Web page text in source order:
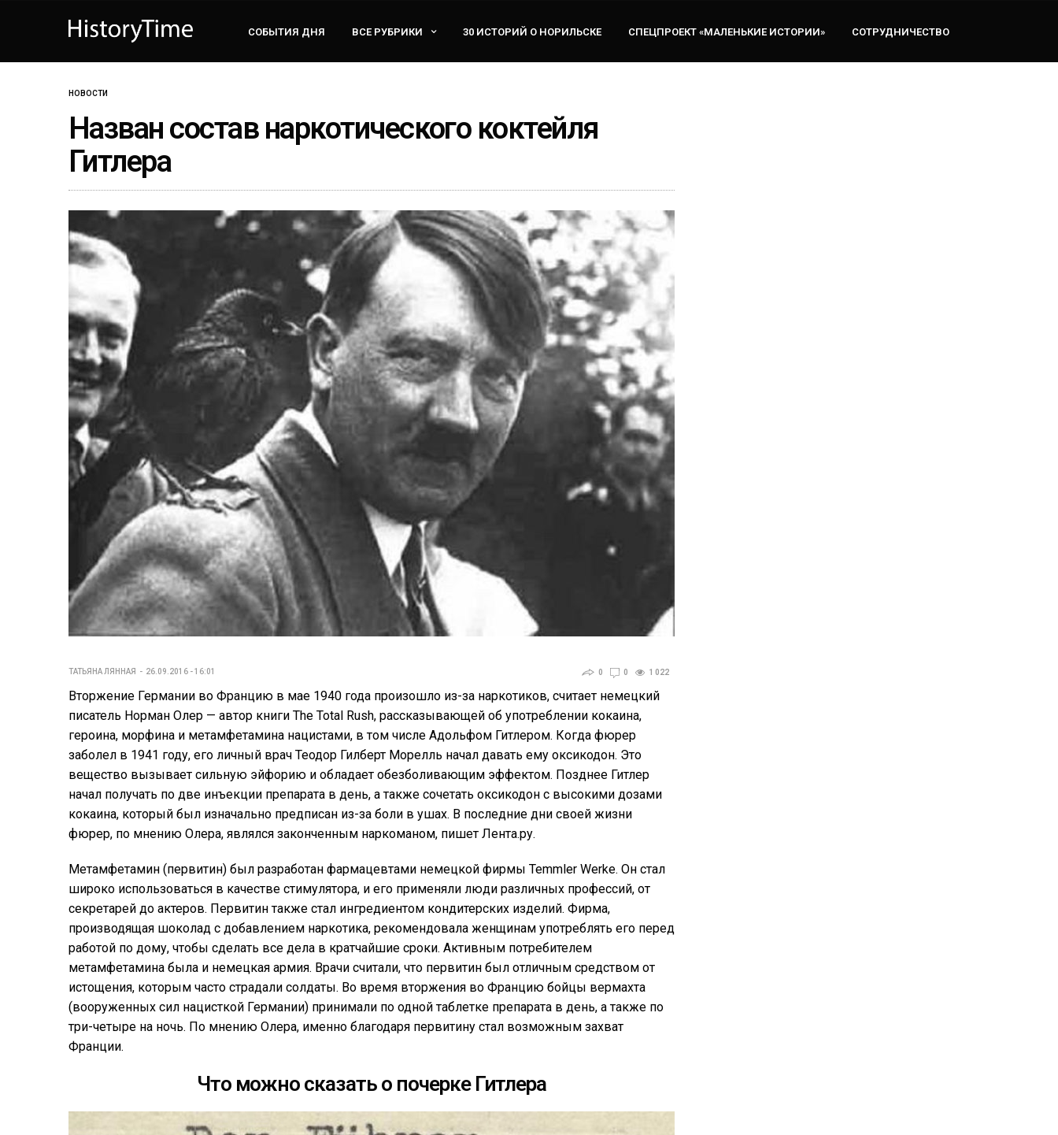
СОБЫТИЯ ДНЯ ВСЕ РУБРИКИ 30 ИСТОРИЙ О НОРИЛЬСКЕ СПЕЦПРОЕКТ «МАЛЕНЬКИЕ ИСТОРИИ» СОТРУДНИЧЕСТВО
НОВОСТИ
Назван состав наркотического коктейля
Гитлера
ТАТЬЯНА ЛЯННАЯ 26.09.2016 - 16:01 0 0 1 022
Вторжение Германии во Францию в мае 1940 года произошло из-за наркотиков, считает немецкий
писатель Норман Олер — автор книги The Total Rush, рассказывающей об употреблении кокаина,
героина, морфина и метамфетамина нацистами, в том числе Адольфом Гитлером. Когда фюрер
заболел в 1941 году, его личный врач Теодор Гилберт Морелль начал давать ему оксикодон. Это
вещество вызывает сильную эйфорию и обладает обезболивающим эффектом. Позднее Гитлер
начал получать по две инъекции препарата в день, а также сочетать оксикодон с высокими дозами
кокаина, который был изначально предписан из-за боли в ушах. В последние дни своей жизни
фюрер, по мнению Олера, являлся законченным наркоманом, пишет Лента.ру.
Метамфетамин (первитин) был разработан фармацевтами немецкой фирмы Temmler Werke. Он стал
широко использоваться в качестве стимулятора, и его применяли люди различных профессий, от
секретарей до актеров. Первитин также стал ингредиентом кондитерских изделий. Фирма,
производящая шоколад с добавлением наркотика, рекомендовала женщинам употреблять его перед
работой по дому, чтобы сделать все дела в кратчайшие сроки. Активным потребителем
метамфетамина была и немецкая армия. Врачи считали, что первитин был отличным средством от
истощения, которым часто страдали солдаты. Во время вторжения во Францию бойцы вермахта
(вооруженных сил нацисткой Германии) принимали по одной таблетке препарата в день, а также по
три-четыре на ночь. По мнению Олера, именно благодаря первитину стал возможным захват
Франции.
Что можно сказать о почерке Гитлера